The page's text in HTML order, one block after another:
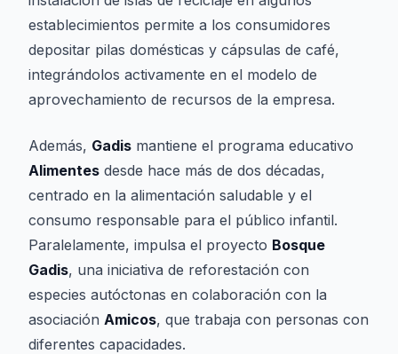
establecimientos permite a los consumidores
depositar pilas domésticas y cápsulas de café,
integrándolos activamente en el modelo de
aprovechamiento de recursos de la empresa.
Además, Gadis mantiene el programa educativo
Alimentes desde hace más de dos décadas,
centrado en la alimentación saludable y el
consumo responsable para el público infantil.
Paralelamente, impulsa el proyecto Bosque
Gadis, una iniciativa de reforestación con
especies autóctonas en colaboración con la
asociación Amicos, que trabaja con personas con
diferentes capacidades.